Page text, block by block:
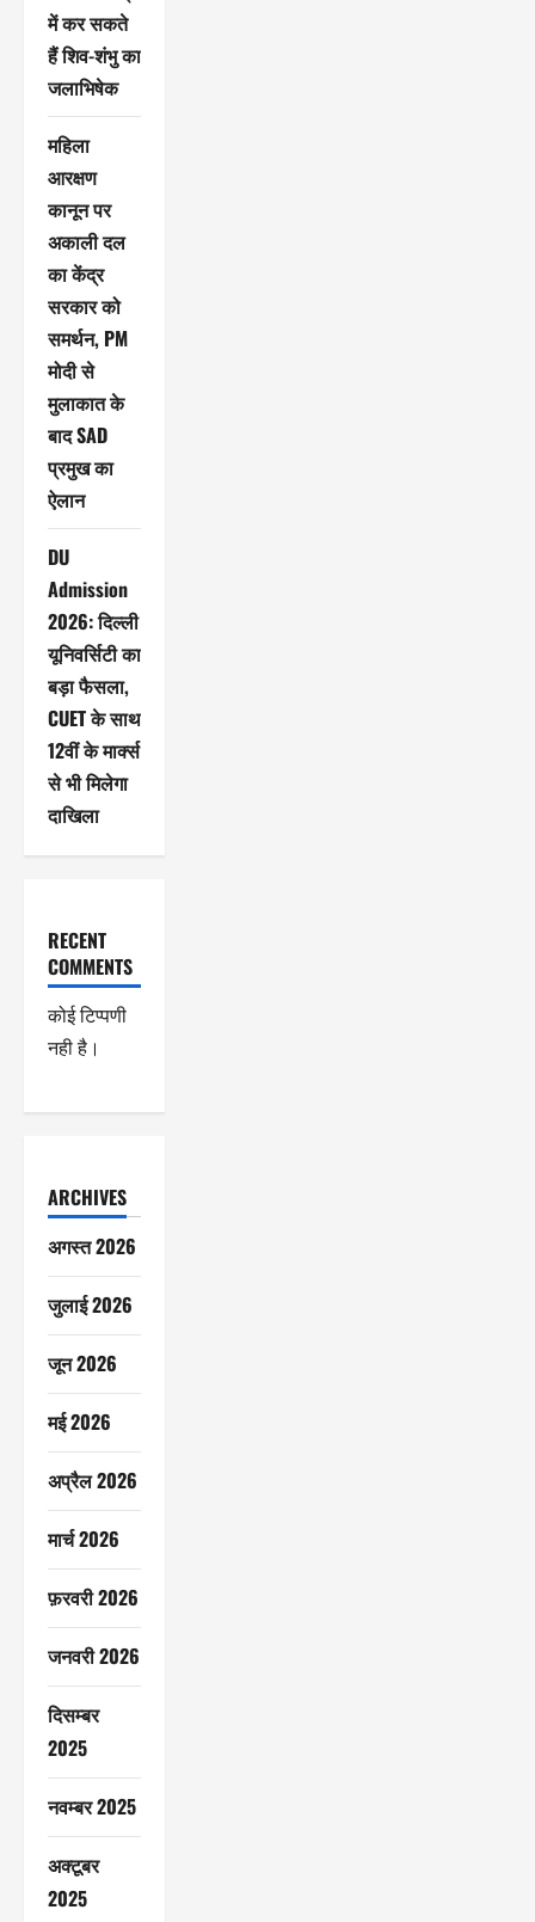
में कर सकते
हैं शिव-शंभु का
जलाभिषेक
महिला
आरक्षण
कानून पर
अकाली दल
का केंद्र
सरकार को
समर्थन, PM
मोदी से
मुलाकात के
बाद SAD
प्रमुख का
ऐलान
DU
Admission
2026: दिल्ली
यूनिवर्सिटी का
बड़ा फैसला,
CUET के साथ
12वीं के मार्क्स
से भी मिलेगा
दाखिला
RECENT
COMMENTS
कोई टिप्पणी
नही है।
ARCHIVES
अगस्त 2026
जुलाई 2026
जून 2026
मई 2026
अप्रैल 2026
मार्च 2026
फ़रवरी 2026
जनवरी 2026
दिसम्बर
2025
नवम्बर 2025
अक्टूबर
2025